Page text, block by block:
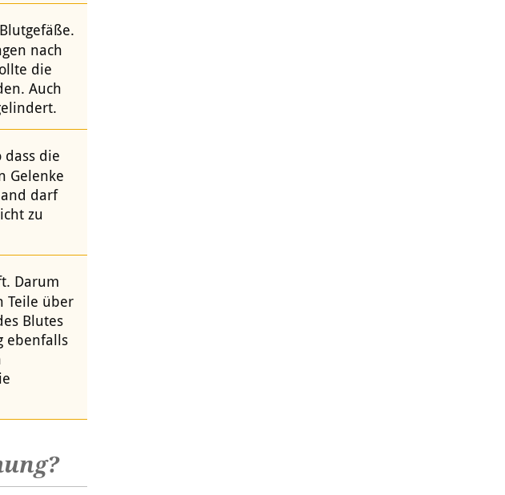
nach
die
Auch
dass die
Gelenke
darf
zu
Darum
Teile über
Blutes
ebenfalls